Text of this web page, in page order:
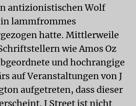
antizionistischen Wolf
lammfrommes
hatte. Mittlerweile
wie Amos Oz
und hochrangige
auf Veranstaltungen von J
aufgetreten, dass dieser
J Street ist nicht